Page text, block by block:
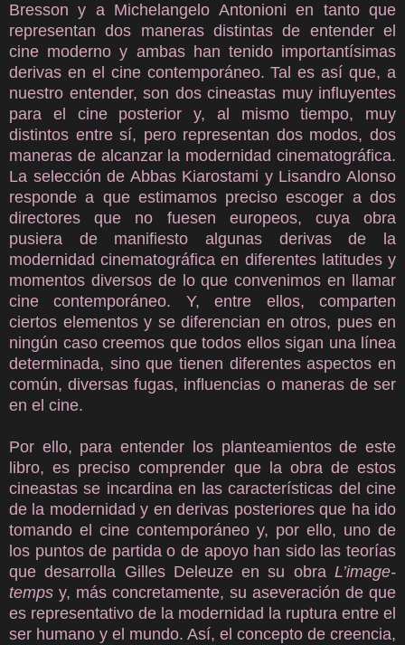
Bresson y a Michelangelo Antonioni en tanto que
representan dos maneras distintas de entender el
cine moderno y ambas han tenido importantísimas
derivas en el cine contemporáneo. Tal es así que, a
nuestro entender, son dos cineastas muy influyentes
para el cine posterior y, al mismo tiempo, muy
distintos entre sí, pero representan dos modos, dos
maneras de alcanzar la modernidad cinematográfica.
La selección de Abbas Kiarostami y Lisandro Alonso
responde a que estimamos preciso escoger a dos
directores que no fuesen europeos, cuya obra
pusiera de manifiesto algunas derivas de la
modernidad cinematográfica en diferentes latitudes y
momentos diversos de lo que convenimos en llamar
cine contemporáneo. Y, entre ellos, comparten
ciertos elementos y se diferencian en otros, pues en
ningún caso creemos que todos ellos sigan una línea
determinada, sino que tienen diferentes aspectos en
común, diversas fugas, influencias o maneras de ser
en el cine.
Por ello, para entender los planteamientos de este
libro, es preciso comprender que la obra de estos
cineastas se incardina en las características del cine
de la modernidad y en derivas posteriores que ha ido
tomando el cine contemporáneo y, por ello, uno de
los puntos de partida o de apoyo han sido las teorías
que desarrolla Gilles Deleuze en su obra L’image-
temps y, más concretamente, su aseveración de que
es representativo de la modernidad la ruptura entre el
ser humano y el mundo. Así, el concepto de creencia,